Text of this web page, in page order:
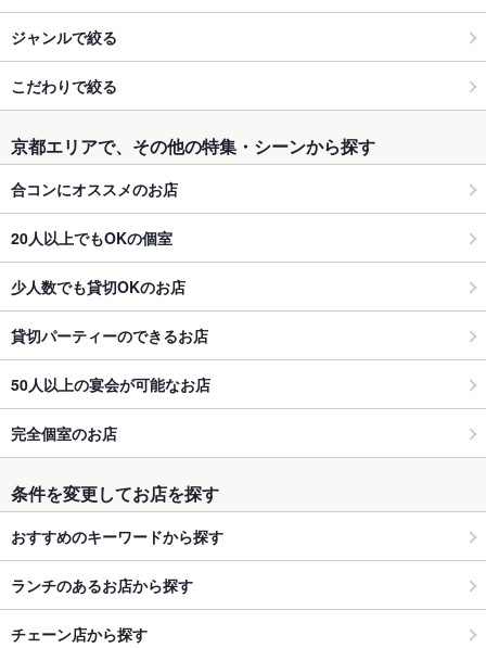
ジャンルで絞る
こだわりで絞る
京都エリアで、その他の特集・シーンから探す
合コンにオススメのお店
20人以上でもOKの個室
少人数でも貸切OKのお店
貸切パーティーのできるお店
50人以上の宴会が可能なお店
完全個室のお店
条件を変更してお店を探す
おすすめのキーワードから探す
ランチのあるお店から探す
チェーン店から探す